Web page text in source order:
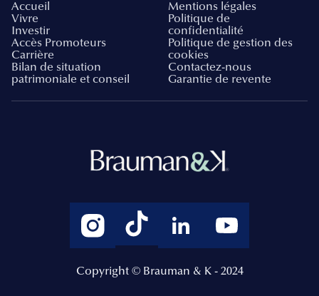
Accueil
Vivre
Investir
Accès Promoteurs
Carrière
Bilan de situation
patrimoniale et conseil
Mentions légales
Politique de
confidentialité
Politique de gestion des
cookies
Contactez-nous
Garantie de revente
Copyright © Brauman & K - 2024